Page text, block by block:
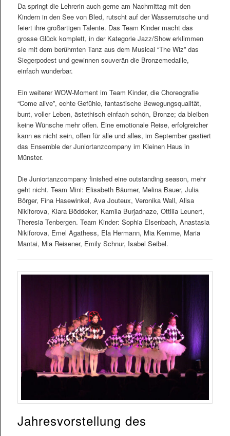
Da springt die Lehrerin auch gerne am Nachmittag mit den
Kindern in den See von Bled, rutscht auf der Wasserrutsche und
feiert ihre großartigen Talente. Das Team Kinder macht das
grosse Glück komplett, in der Kategorie Jazz/Show erklimmen
sie mit dem berühmten Tanz aus dem Musical “The Wiz” das
Siegerpodest und gewinnen souverän die Bronzemedaille,
einfach wunderbar.
Ein weiterer WOW-Moment im Team Kinder, die Choreografie
“Come alive”, echte Gefühle, fantastische Bewegungsqualität,
bunt, voller Leben, ästethisch einfach schön, Bronze; da bleiben
keine Wünsche mehr offen. Eine emotionale Reise, erfolgreicher
kann es nicht sein, offen für alle und alles, im September gastiert
das Ensemble der Juniortanzcompany im Kleinen Haus in
Münster.
Die Juniortanzcompany finished eine outstanding season, mehr
geht nicht. Team Mini: Elisabeth Bäumer, Melina Bauer, Julia
Börger, Fina Hasewinkel, Ava Jouteux, Veronika Wall, Alisa
Nikiforova, Klara Böddeker, Kamila Burjadnaze, Ottilia Leunert,
Theresia Tenbergen. Team Kinder: Sophia Elsenbach, Anastasia
Nikiforova, Emel Agathess, Ela Hermann, Mia Kemme, Maria
Mantai, Mia Reisener, Emily Schnur, Isabel Seibel.
Jahresvorstellung des